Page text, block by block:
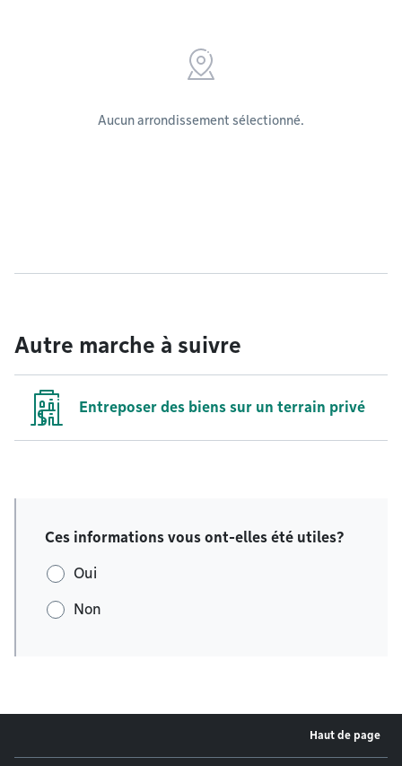
Aucun arrondissement sélectionné.
Autre marche à suivre
Entreposer des biens sur un terrain privé
Ces informations vous ont-elles été utiles?
Oui
Non
Haut de page